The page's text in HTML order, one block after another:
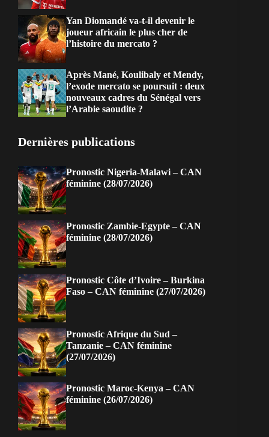
Yan Diomandé va-t-il devenir le
joueur africain le plus cher de
l’histoire du mercato ?
Après Mané, Koulibaly et Mendy,
l’exode mercato se poursuit : deux
nouveaux cadres du Sénégal vers
l’Arabie saoudite ?
Dernières publications
Pronostic Nigeria-Malawi – CAN
féminine (28/07/2026)
Pronostic Zambie-Egypte – CAN
féminine (28/07/2026)
Pronostic Côte d’Ivoire – Burkina
Faso – CAN féminine (27/07/2026)
Pronostic Afrique du Sud –
Tanzanie – CAN féminine
(27/07/2026)
Pronostic Maroc-Kenya – CAN
féminine (26/07/2026)